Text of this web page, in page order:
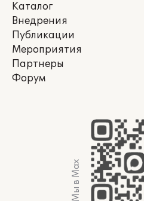
Каталог
Внедрения
Публикации
Мероприятия
Партнеры
Форум
Мы в Max